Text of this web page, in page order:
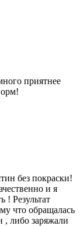
приятнее
без покраски!
и я
! Результат
что обращалась
, либо заряжали